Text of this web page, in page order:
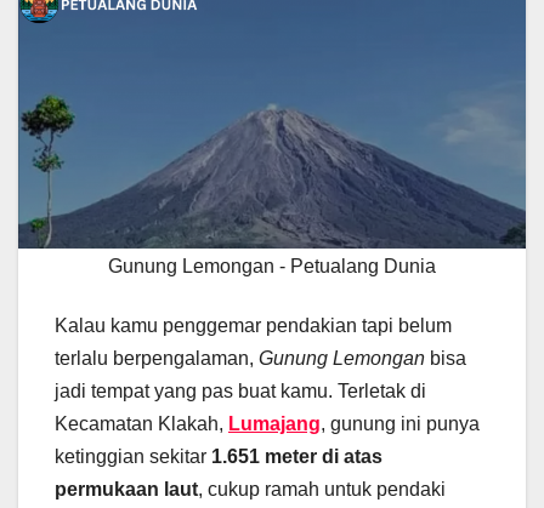
Gunung Lemongan - Petualang Dunia
Kalau kamu penggemar pendakian tapi belum
terlalu berpengalaman, Gunung Lemongan bisa
jadi tempat yang pas buat kamu. Terletak di
Kecamatan Klakah, Lumajang, gunung ini punya
ketinggian sekitar 1.651 meter di atas
permukaan laut, cukup ramah untuk pendaki